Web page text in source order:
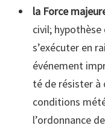
la Force
civil; hypothèse
s’exécuter en
événement
té de résister à
conditions
l’ordonnance